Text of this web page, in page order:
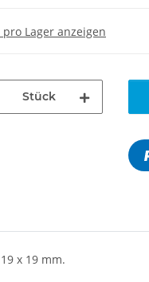
pro Lager anzeigen
Stück
x 19 mm.